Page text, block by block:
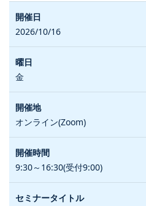
2026/10/16
金
オンライン(Zoom)
9:30～16:30(受付9:00)